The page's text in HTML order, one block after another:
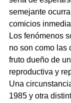
semejante
comicios
Los fenómenos
no son como las
fruto dueño de
reproductiva y
Una
1985 y otra